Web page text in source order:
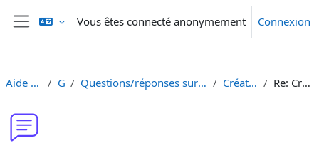
Passer au contenu principal
Panneau latéral
Vous êtes connecté anonymement Connexion
Aide Moodle - Moodle Hilfe Généralités Questions/réponses sur l'enseignement avec Moodle - Fragen/Antworten zum Unterrichen mit Moodle Création d'un document collectif Re: Création d'un document collectif